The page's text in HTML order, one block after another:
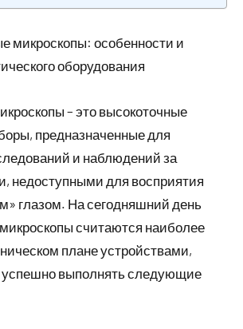
– это высокоточные
предназначенные для
и наблюдений за
недоступными для восприятия
глазом. На сегодняшний день
считаются наиболее
плане устройствами,
выполнять следующие